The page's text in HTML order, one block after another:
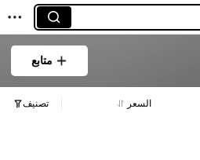
متابع
السعر تصنيف